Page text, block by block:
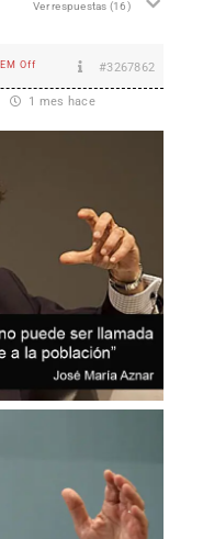
Ver respuestas (16)
EM Off #3267862
1 mes hace